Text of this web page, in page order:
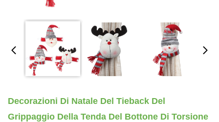
Decorazioni Di Natale Del Tieback Del
Grippaggio Della Tenda Del Bottone Di Torsione